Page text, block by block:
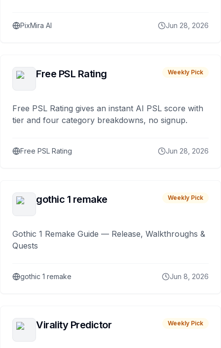
PixMira AI Jun 28, 2026
Free PSL Rating Weekly Pick
Free PSL Rating gives an instant AI PSL score with
tier and four category breakdowns, no signup.
Free PSL Rating Jun 28, 2026
gothic 1 remake Weekly Pick
Gothic 1 Remake Guide — Release, Walkthroughs &
Quests
gothic 1 remake Jun 8, 2026
Virality Predictor Weekly Pick